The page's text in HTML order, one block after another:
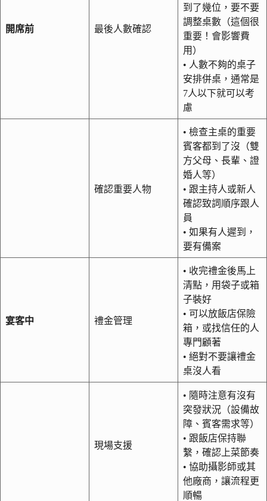
開席前 最後人數確認
到了幾位，要不要
調整桌數（這個很
重要！會影響費
用）
• 人數不夠的桌子
安排併桌，通常是
7人以下就可以考
慮
確認重要人物
• 檢查主桌的重要
賓客都到了沒（雙
方父母、長輩、證
婚人等）
• 跟主持人或新人
確認致詞順序跟人
員
• 如果有人遲到，
要有備案
宴客中 禮金管理
• 收完禮金後馬上
清點，用袋子或箱
子裝好
• 可以放飯店保險
箱，或找信任的人
專門顧著
• 絕對不要讓禮金
桌沒人看
現場支援
• 隨時注意有沒有
突發狀況（設備故
障、賓客需求等）
• 跟飯店保持聯
繫，確認上菜節奏
• 協助攝影師或其
他廠商，讓流程更
順暢